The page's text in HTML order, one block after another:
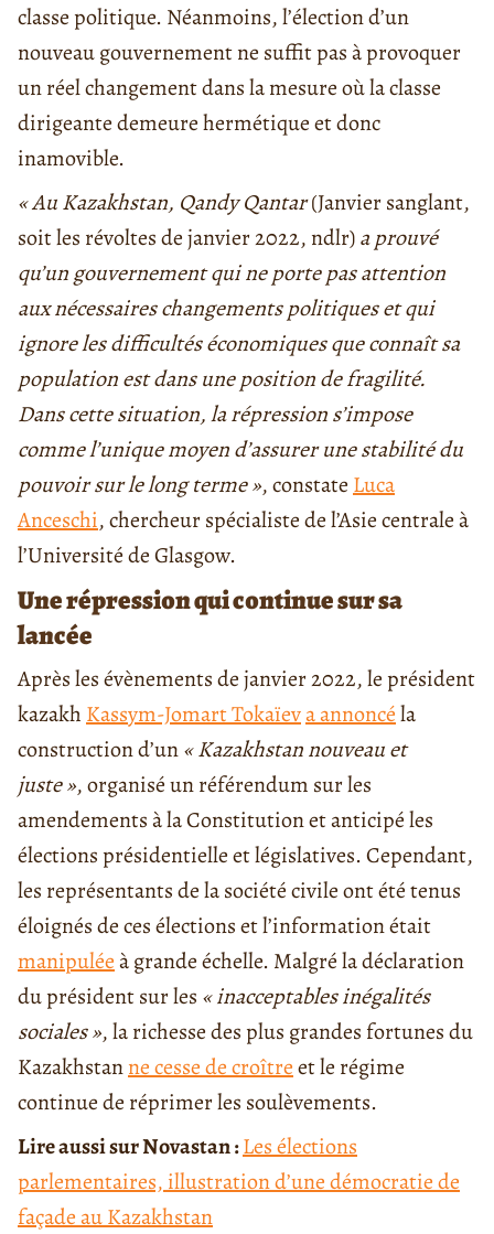
classe politique. Néanmoins, l’élection d’un
nouveau gouvernement ne suffit pas à provoquer
un réel changement dans la mesure où la classe
dirigeante demeure hermétique et donc
inamovible.
« Au Kazakhstan, Qandy Qantar(Janvier sanglant,
soit les révoltes de janvier 2022, ndlr)a prouvé
qu’un gouvernement qui ne porte pas attention
aux nécessaires changements politiques et qui
ignore les difficultés économiques que connaît sa
population est dans une position de fragilité.
Dans cette situation, la répression s’impose
comme l’unique moyen d’assurer une stabilité du
pouvoir sur le long terme », constate Luca
Anceschi, chercheur spécialiste de l’Asie centrale à
l’Université de Glasgow.
Une répression qui continue sur sa
lancée
Après les évènements de janvier 2022, le président
kazakh Kassym-Jomart Tokaïeva annoncéla
construction d’un« Kazakhstan nouveau et
juste », organisé un référendum sur les
amendements à la Constitution et anticipé les
élections présidentielle et législatives. Cependant,
les représentants de la société civile ont été tenus
éloignés de ces élections et l’information était
manipuléeà grande échelle. Malgré la déclaration
du président sur les « inacceptables inégalités
sociales », la richesse des plus grandes fortunes du
Kazakhstanne cesse de croîtreet le régime
continue de réprimer les soulèvements.
Lire aussi sur Novastan :Les élections
parlementaires, illustration d’une démocratie de
façade au Kazakhstan